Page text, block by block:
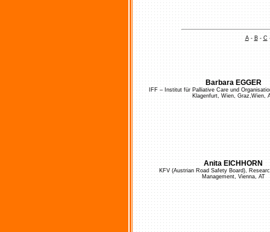
A-B-C
Barbara EGGER
IFF – Institut für Palliative Care und
Klagenfurt, Wien, Graz,Wien,
Anita EICHHORN
KFV (Austrian Road Safety Board),
Management, Vienna, AT